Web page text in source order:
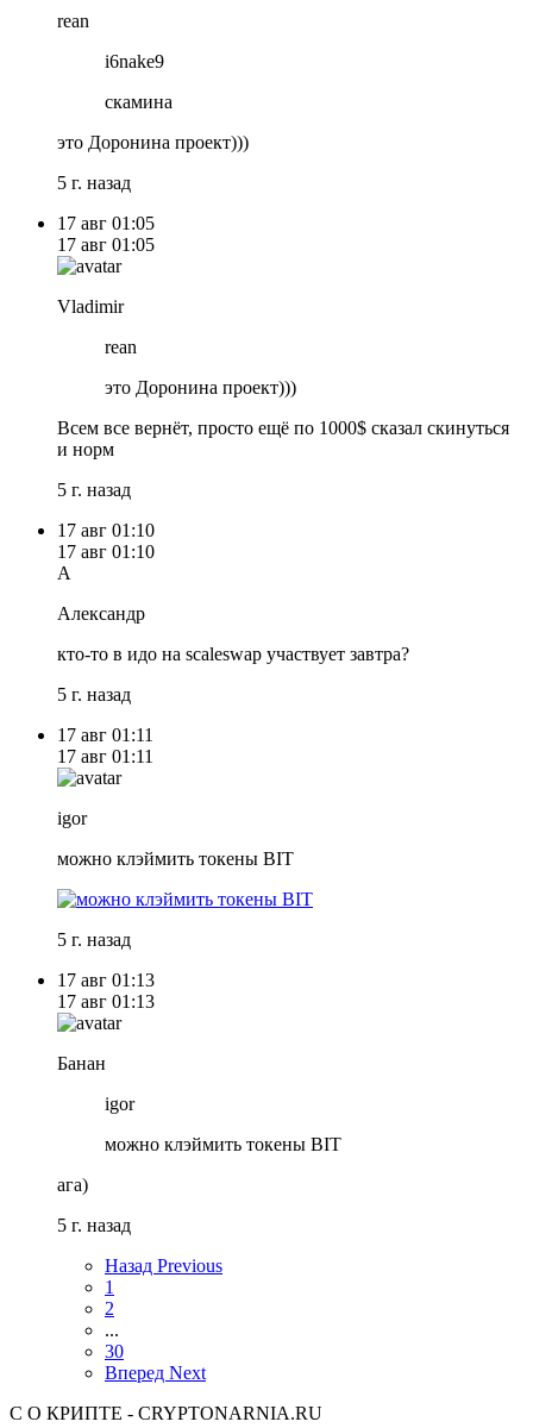
rean
i6nake9
скамина
это Доронина проект)))
5 г. назад
17 авг 01:05
17 авг 01:05
Vladimir
rean
это Доронина проект)))
Всем все вернёт, просто ещё по 1000$ сказал скинуться
и норм
5 г. назад
17 авг 01:10
17 авг 01:10
А
Александр
кто-то в идо на scaleswap участвует завтра?
5 г. назад
17 авг 01:11
17 авг 01:11
igor
можно клэймить токены BIT
5 г. назад
17 авг 01:13
17 авг 01:13
Банан
igor
можно клэймить токены BIT
ага)
5 г. назад
Назад Previous
1
2
...
30
Вперед Next
С О КРИПТЕ - CRYPTONARNIA.RU